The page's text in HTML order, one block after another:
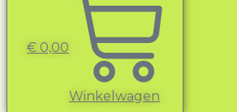
€ 0,00
Winkelwagen